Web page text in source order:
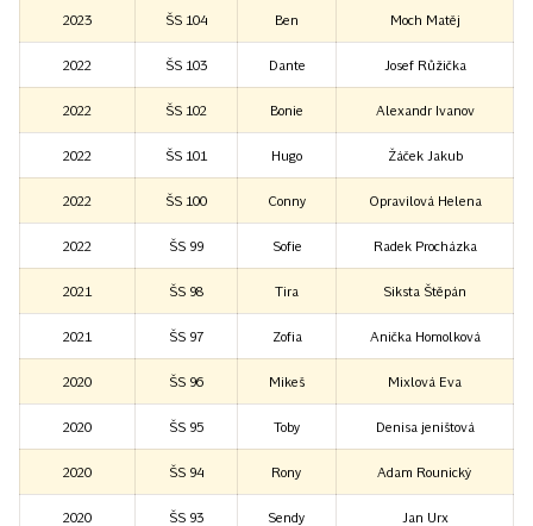
2023 ŠS 104 Ben Moch Matěj
2022 ŠS 103 Dante Josef Růžička
2022 ŠS 102 Bonie Alexandr Ivanov
2022 ŠS 101 Hugo Žáček Jakub
2022 ŠS 100 Conny Opravilová Helena
2022 ŠS 99 Sofie Radek Procházka
2021 ŠS 98 Tira Siksta Štěpán
2021 ŠS 97 Zofia Anička Homolková
2020 ŠS 96 Mikeš Mixlová Eva
2020 ŠS 95 Toby Denisa jeništová
2020 ŠS 94 Rony Adam Rounický
2020 ŠS 93 Sendy Jan Urx